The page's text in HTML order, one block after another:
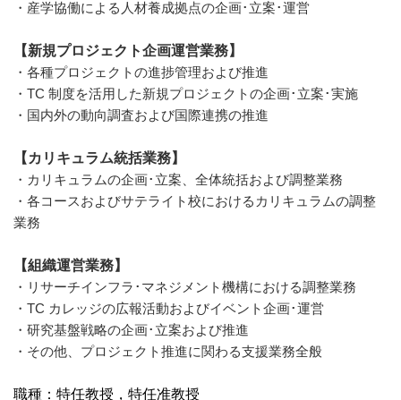
・産学協働による人材養成拠点の企画･立案･運営
【新規プロジェクト企画運営業務】
・各種プロジェクトの進捗管理および推進
・TC 制度を活用した新規プロジェクトの企画･立案･実施
・国内外の動向調査および国際連携の推進
【カリキュラム統括業務】
・カリキュラムの企画･立案、全体統括および調整業務
・各コースおよびサテライト校におけるカリキュラムの調整
業務
【組織運営業務】
・リサーチインフラ･マネジメント機構における調整業務
・TC カレッジの広報活動およびイベント企画･運営
・研究基盤戦略の企画･立案および推進
・その他、プロジェクト推進に関わる支援業務全般
職種：特任教授，特任准教授